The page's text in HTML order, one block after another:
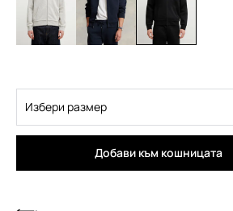
Избери размер
Добави към кошницата